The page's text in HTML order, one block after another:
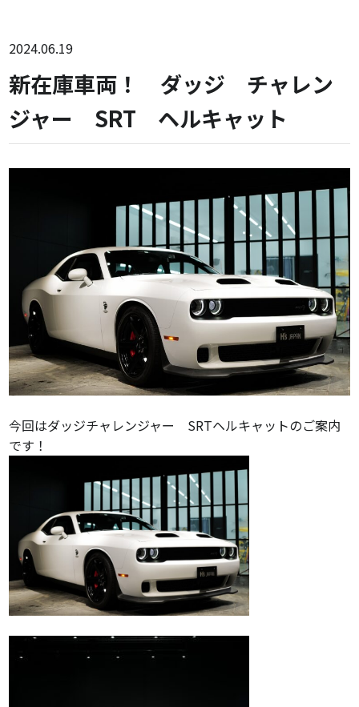
2024.06.19
新在庫車両！ ダッジ チャレン
ジャー SRT ヘルキャット
今回はダッジチャレンジャー SRTヘルキャットのご案内
です！